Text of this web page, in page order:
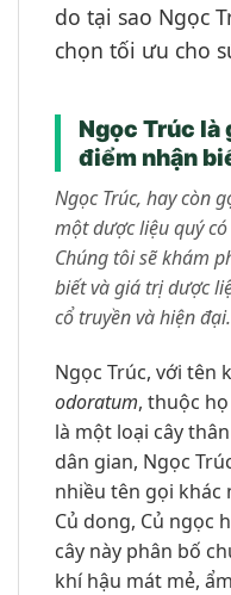
do tại sao Ngọc
chọn tối ưu cho
Ngọc Trúc là
điểm nhận
Ngọc Trúc, hay còn
một dược liệu quý
Chúng tôi sẽ khám
biết và giá trị dược
cổ truyền và hiện đại.
Ngọc Trúc, với tên
odoratum, thuộc
là một loại cây
dân gian, Ngọc
nhiều tên gọi
Củ dong, Củ ngọc
cây này phân bố
khí hậu mát mẻ,